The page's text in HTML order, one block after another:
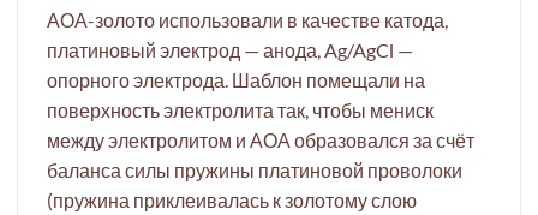
АОА-золото использовали в качестве катода,
платиновый электрод — анода, Ag/AgCl —
опорного электрода. Шаблон помещали на
поверхность электролита так, чтобы мениск
между электролитом и АОА образовался за счёт
баланса силы пружины платиновой проволоки
(пружина приклеивалась к золотому слою